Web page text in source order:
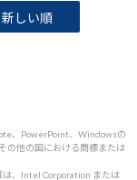
しい順
、PowerPoint、Windowsの
の他の国における商標または
、Intel Corporation または